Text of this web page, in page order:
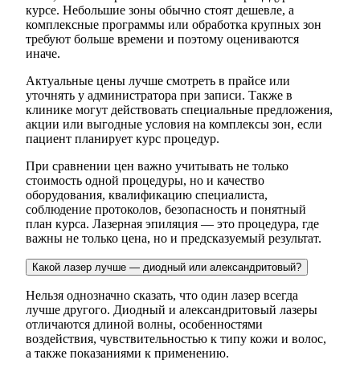
курсе. Небольшие зоны обычно стоят дешевле, а
комплексные программы или обработка крупных зон
требуют больше времени и поэтому оцениваются
иначе.
Актуальные цены лучше смотреть в прайсе или
уточнять у администратора при записи. Также в
клинике могут действовать специальные предложения,
акции или выгодные условия на комплексы зон, если
пациент планирует курс процедур.
При сравнении цен важно учитывать не только
стоимость одной процедуры, но и качество
оборудования, квалификацию специалиста,
соблюдение протоколов, безопасность и понятный
план курса. Лазерная эпиляция — это процедура, где
важны не только цена, но и предсказуемый результат.
Какой лазер лучше — диодный или александритовый?
Нельзя однозначно сказать, что один лазер всегда
лучше другого. Диодный и александритовый лазеры
отличаются длиной волны, особенностями
воздействия, чувствительностью к типу кожи и волос,
а также показаниями к применению.